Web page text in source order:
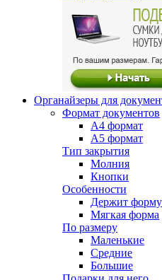
Органайзеры для
Формат документов
А4 формат
А5 формат
Тип закрытия
Молния
Кнопки
Особенности
Держит форму
Мягкая форма
По размеру
Маленькие
Средние
Большие